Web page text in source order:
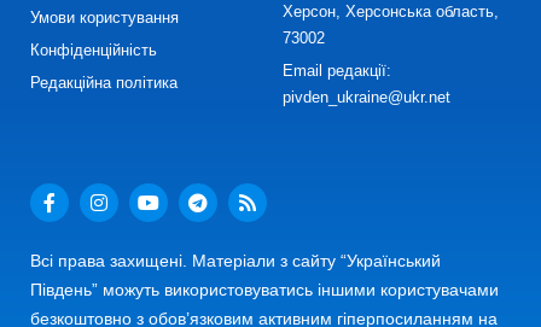
Умови користування
Конфіденційність
Редакційна політика
Херсон, Херсонська область,
73002
Email редакції:
pivden_ukraine@ukr.net
Всі права захищені. Матеріали з сайту “Український
Південь” можуть використовуватись іншими користувачами
безкоштовно з обов’язковим активним гіперпосиланням на